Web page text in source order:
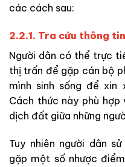
các cách sau:
2.2.1. Tra cứu thông
Người dân có thể trực
thị trấn để gặp cán bộ
mình sinh sống để
Cách thức này phù
dịch đất giữa những
Tuy nhiên người dân
gặp một số nhược